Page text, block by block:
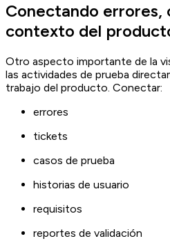
Conectando errores,
contexto del
Otro aspecto importante de la
las actividades de prueba
trabajo del producto. Conectar:
errores
tickets
casos de prueba
historias de usuario
requisitos
reportes de validación